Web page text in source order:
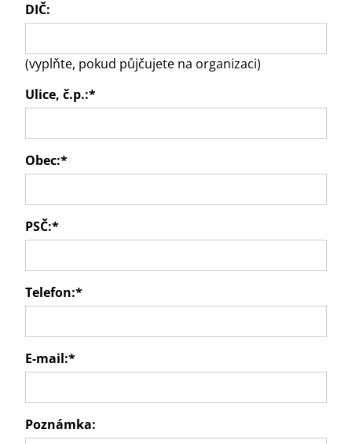
DIČ:
(vyplňte, pokud půjčujete na organizaci)
Ulice, č.p.:*
Obec:*
PSČ:*
Telefon:*
E-mail:*
Poznámka: